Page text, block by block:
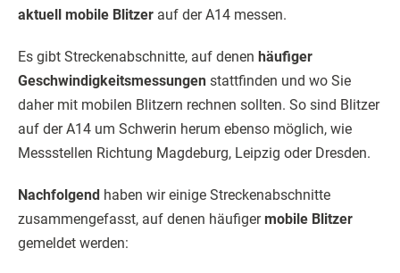
aktuell mobile Blitzer auf der A14 messen.
Es gibt Streckenabschnitte, auf denen häufiger
Geschwindigkeitsmessungen stattfinden und wo Sie
daher mit mobilen Blitzern rechnen sollten. So sind Blitzer
auf der A14 um Schwerin herum ebenso möglich, wie
Messstellen Richtung Magdeburg, Leipzig oder Dresden.
Nachfolgend haben wir einige Streckenabschnitte
zusammengefasst, auf denen häufigermobile Blitzer
gemeldet werden: